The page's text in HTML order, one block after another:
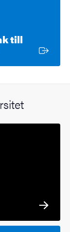
till
Extern länk